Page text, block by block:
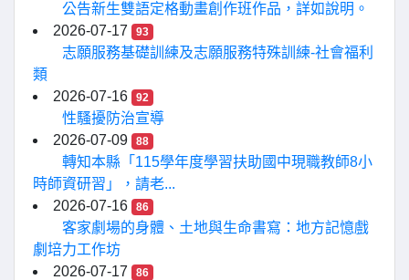
公告新生雙語定格動畫創作班作品，詳如說明。
2026-07-17
93
志願服務基礎訓練及志願服務特殊訓練-社會福利
類
2026-07-16
92
性騷擾防治宣導
2026-07-09
88
轉知本縣「115學年度學習扶助國中現職教師8小
時師資研習」，請老...
2026-07-16
86
客家劇場的身體、土地與生命書寫：地方記憶戲
劇培力工作坊
2026-07-17
86